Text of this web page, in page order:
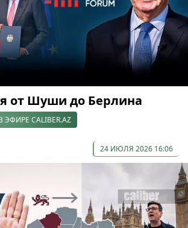
от Шуши до Берлина
CALIBER.AZ
24 ИЮЛЯ 2026 16:06